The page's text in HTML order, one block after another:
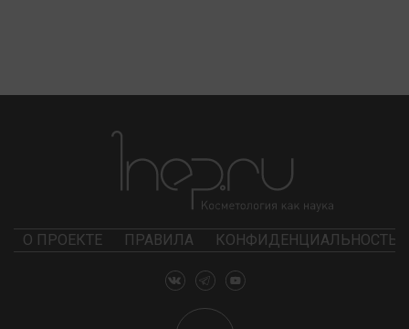
О ПРОЕКТЕ ПРАВИЛА КОНФИДЕНЦИАЛЬНОСТЬ